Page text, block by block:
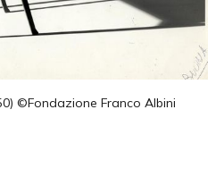
©Fondazione Franco Albini